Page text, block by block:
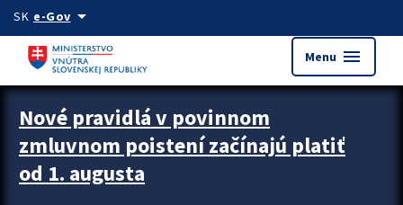
Preskocit na hlavný obsah
SK e-Govarrow_drop_down
Menu menu
Zastavit automatický posun upútavok
Nové pravidlá v povinnom
zmluvnom poistení začínajú platiť
od 1. augusta